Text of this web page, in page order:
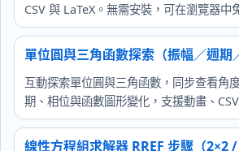
CSV 與 LaTeX。無需安裝，可在瀏覽器中
單位圓與三角函數探索（振幅／週期
互動探索單位圓與三角函數，同步查看角
期、相位與函數圖形變化，支援動畫、
線性方程組求解器 RREF 步驟（2×2 /